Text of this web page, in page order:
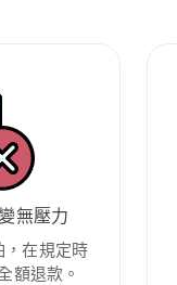
無壓力
，在規定時
額退款。